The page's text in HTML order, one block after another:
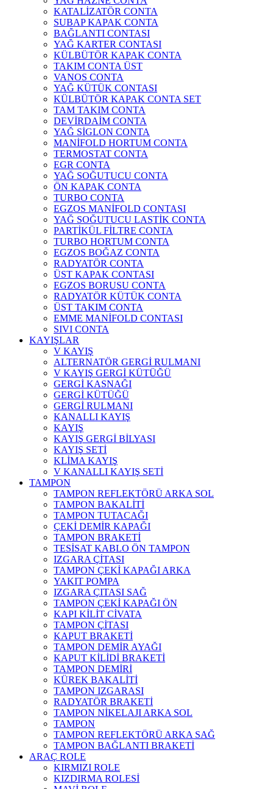
KATALİZATÖR CONTA
SUBAP KAPAK CONTA
BAĞLANTI CONTASI
YAĞ KARTER CONTASI
KÜLBÜTÖR KAPAK CONTA
TAKIM CONTA ÜST
VANOS CONTA
YAĞ KÜTÜK CONTASI
KÜLBÜTÖR KAPAK CONTA SET
TAM TAKIM CONTA
DEVİRDAİM CONTA
YAĞ SİGLON CONTA
MANİFOLD HORTUM CONTA
TERMOSTAT CONTA
EGR CONTA
YAĞ SOĞUTUCU CONTA
ÖN KAPAK CONTA
TURBO CONTA
EGZOS MANİFOLD CONTASI
YAĞ SOĞUTUCU LASTİK CONTA
PARTİKÜL FİLTRE CONTA
TURBO HORTUM CONTA
EGZOS BOĞAZ CONTA
RADYATÖR CONTA
ÜST KAPAK CONTASI
EGZOS BORUSU CONTA
RADYATÖR KÜTÜK CONTA
ÜST TAKIM CONTA
EMME MANİFOLD CONTASI
SIVI CONTA
KAYIŞLAR
V KAYIŞ
ALTERNATÖR GERGİ RULMANI
V KAYIŞ GERGİ KÜTÜĞÜ
GERGİ KASNAĞI
GERGİ KÜTÜĞÜ
GERGİ RULMANI
KANALLI KAYIŞ
KAYIŞ
KAYIŞ GERGİ BİLYASI
KAYIŞ SETİ
KLİMA KAYIŞ
V KANALLI KAYIŞ SETİ
TAMPON
TAMPON REFLEKTÖRÜ ARKA SOL
TAMPON BAKALİTİ
TAMPON TUTACAĞI
ÇEKİ DEMİR KAPAĞI
TAMPON BRAKETİ
TESİSAT KABLO ÖN TAMPON
IZGARA ÇİTASI
TAMPON ÇEKİ KAPAĞI ARKA
YAKIT POMPA
IZGARA ÇITASI SAĞ
TAMPON ÇEKİ KAPAĞI ÖN
KAPI KİLİT CİVATA
TAMPON ÇİTASI
KAPUT BRAKETİ
TAMPON DEMİR AYAĞI
KAPUT KİLİDİ BRAKETİ
TAMPON DEMİRİ
KÜREK BAKALİTİ
TAMPON IZGARASI
RADYATÖR BRAKETİ
TAMPON NİKELAJI ARKA SOL
TAMPON
TAMPON REFLEKTÖRÜ ARKA SAĞ
TAMPON BAĞLANTI BRAKETİ
ARAÇ ROLE
KIRMIZI ROLE
KIZDIRMA ROLESİ